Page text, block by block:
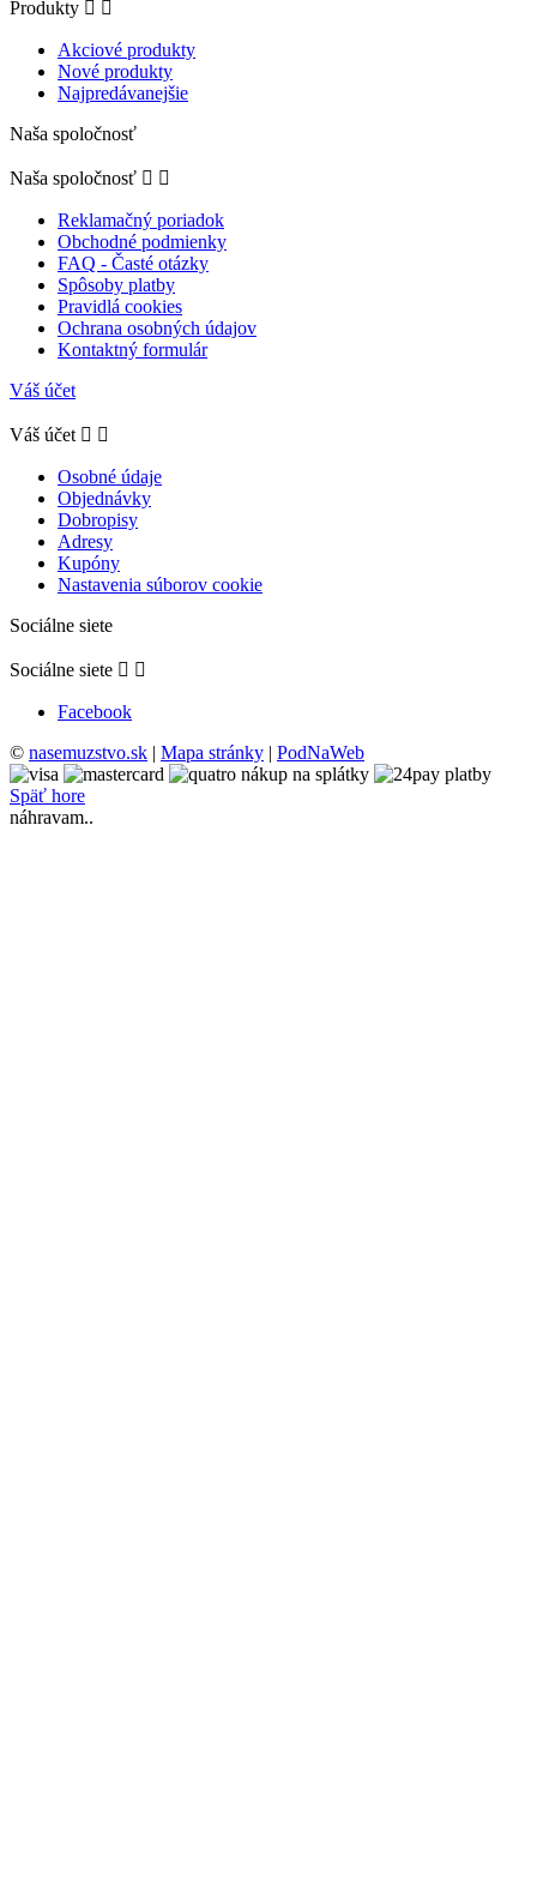
Produkty  
Akciové produkty
Nové produkty
Najpredávanejšie
Naša spoločnosť
Naša spoločnosť  
Reklamačný poriadok
Obchodné podmienky
FAQ - Časté otázky
Spôsoby platby
Pravidlá cookies
Ochrana osobných údajov
Kontaktný formulár
Váš účet
Váš účet  
Osobné údaje
Objednávky
Dobropisy
Adresy
Kupóny
Nastavenia súborov cookie
Sociálne siete
Sociálne siete  
Facebook
© nasemuzstvo.sk | Mapa stránky | PodNaWeb
Späť hore
náhravam..